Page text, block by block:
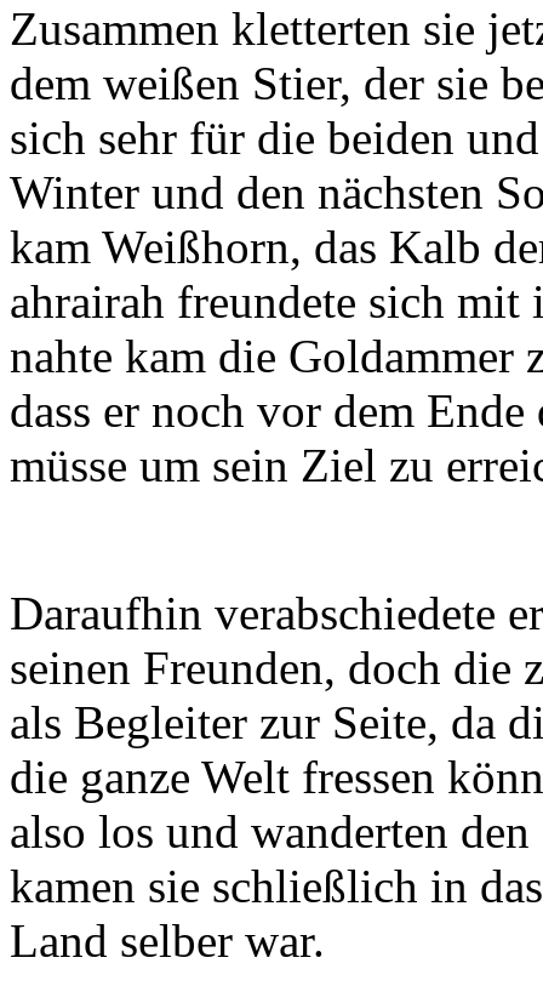
Zusammen kletterten sie
dem weißen Stier, der sie
sich sehr für die beiden
Winter und den nächsten
kam Weißhorn, das Kalb
ahrairah freundete sich mit
nahte kam die Goldammer
dass er noch vor dem
müsse um sein Ziel zu
Daraufhin verabschiedete
seinen Freunden, doch
als Begleiter zur Seite, da
die ganze Welt fressen
also los und wanderten
kamen sie schließlich in
Land selber war.